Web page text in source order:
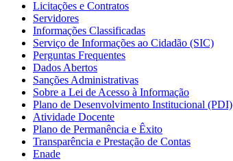
Licitações e Contratos
Servidores
Informações Classificadas
Serviço de Informações ao Cidadão (SIC)
Perguntas Frequentes
Dados Abertos
Sanções Administrativas
Sobre a Lei de Acesso à Informação
Plano de Desenvolvimento Institucional (PDI)
Atividade Docente
Plano de Permanência e Êxito
Transparência e Prestação de Contas
Enade